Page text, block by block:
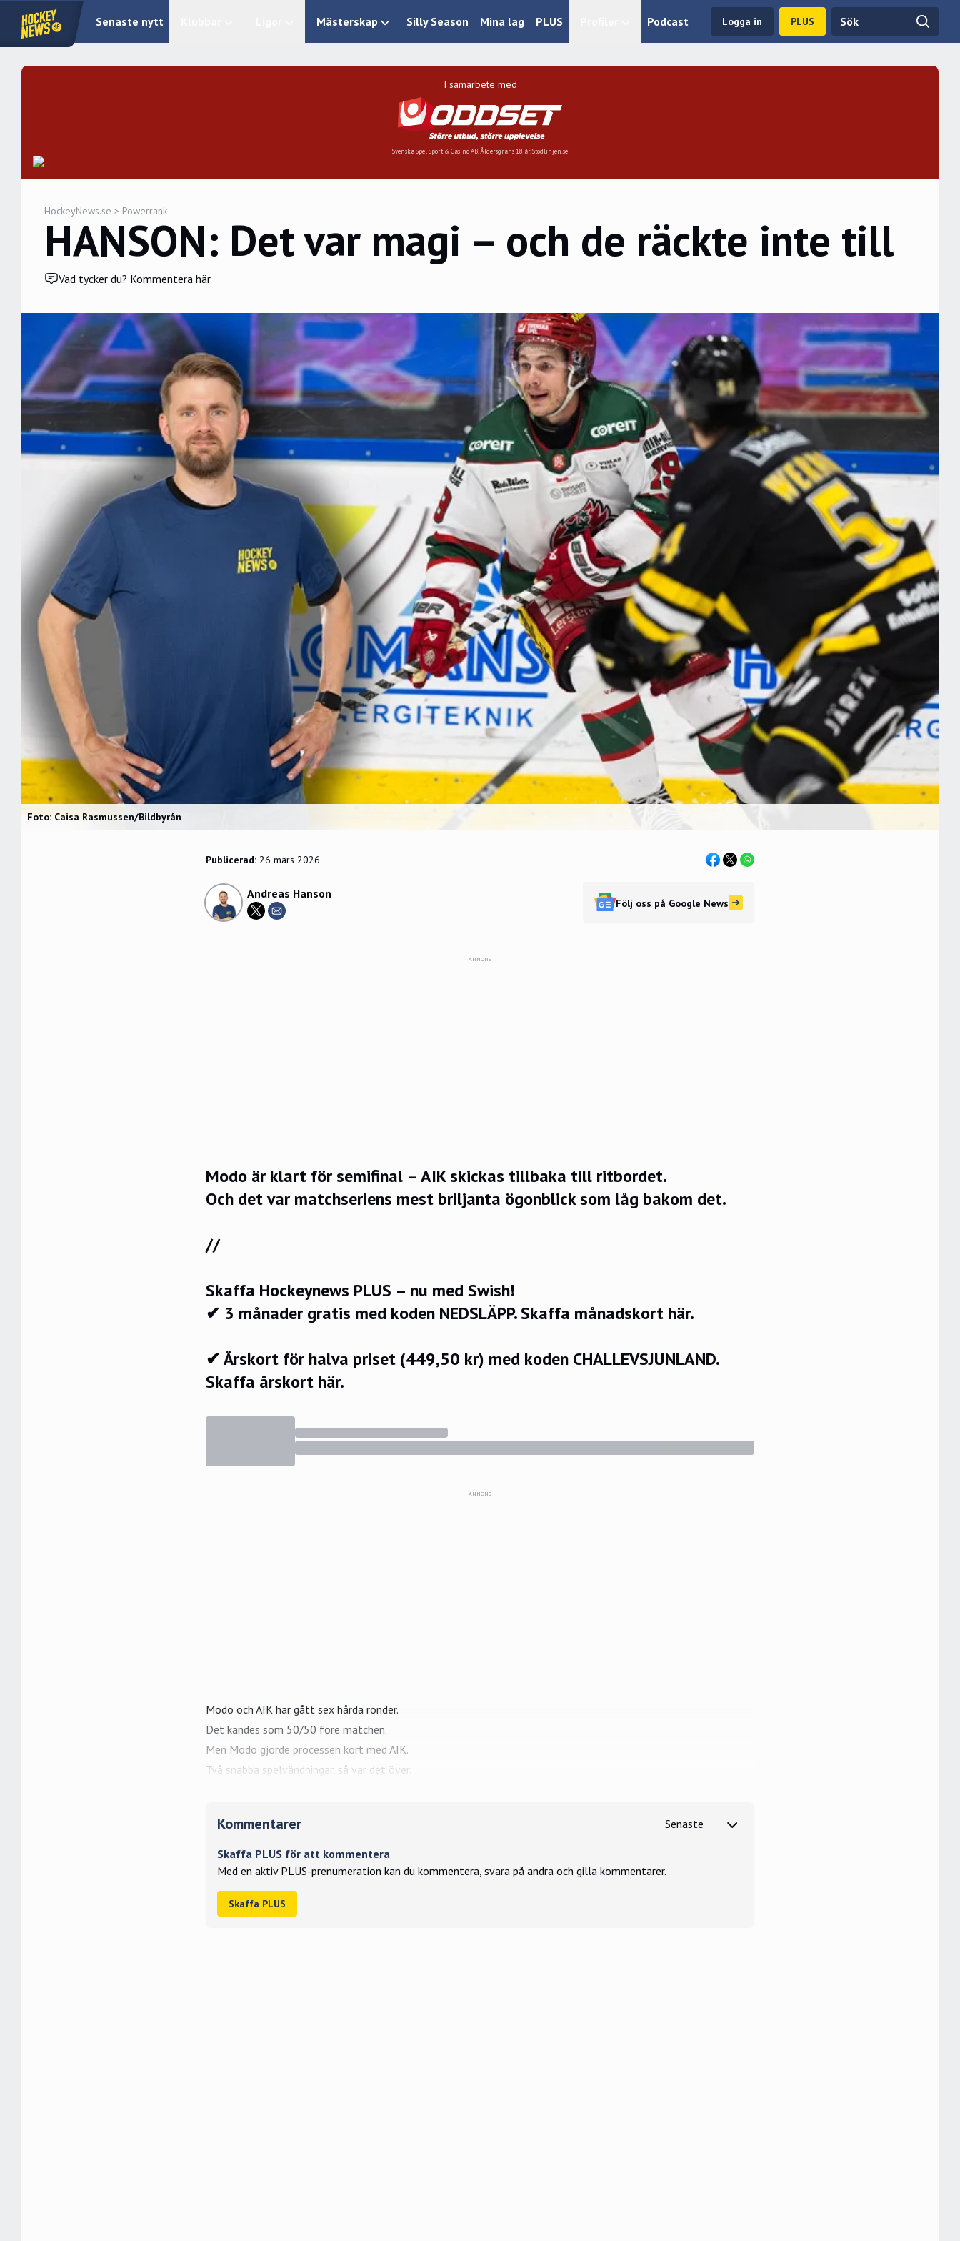
Senaste nytt Mästerskap Silly Season Mina lag PLUS Podcast Logga in PLUS
I samarbete med
Svenska Spel Sport & Casino AB. Åldersgräns 18 år. Stödlinjen.se
HockeyNews.se > Powerrank
HANSON: Det var magi – och de räckte inte till
Vad tycker du? Kommentera här
Foto: Caisa Rasmussen/Bildbyrån
Publicerad: 26 mars 2026
Andreas Hanson
Följ oss på Google News
ANNONS
Modo är klart för semifinal – AIK skickas tillbaka till ritbordet.
Och det var matchseriens mest briljanta ögonblick som låg bakom det.
//
Skaffa Hockeynews PLUS – nu med Swish!
✔ 3 månader gratis med koden NEDSLÄPP.Skaffa månadskort här.
✔ Årskort för halva priset (449,50 kr) med koden CHALLEVSJUNLAND.
Skaffa årskort här.
ANNONS
Modo och AIK har gått sex hårda ronder.
Det kändes som 50/50 före matchen.
Men Modo gjorde processen kort med AIK.
Två snabba spelvändningar, så var det över.
Kommentarer
Skaffa PLUS för att kommentera
Med en aktiv PLUS-prenumeration kan du kommentera, svara på andra och gilla kommentarer.
Skaffa PLUS